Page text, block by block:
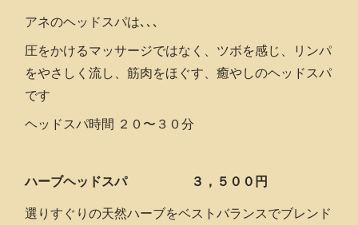
アネのヘッドスパは､､､
圧をかけるマッサージではなく、ツボを感じ、リンパ
をやさしく流し、筋肉をほぐす、癒やしのヘッドスパ
です
ヘッドスパ時間 ２０〜３０分
ハーブヘッドスパ ３，５００円
選りすぐりの天然ハーブをベストバランスでブレンド